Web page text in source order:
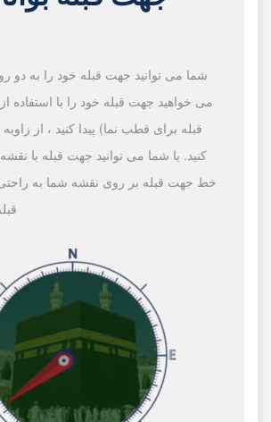
شما می توانید جهت قبله خود را به دو
می خواهید جهت قبله خود را با استفاده
قبله برای قطب نما) پیدا کنید ، از
کنید. یا شما می توانید جهت قبله با نقشه
خط جهت قبله بر روی نقشه شما به